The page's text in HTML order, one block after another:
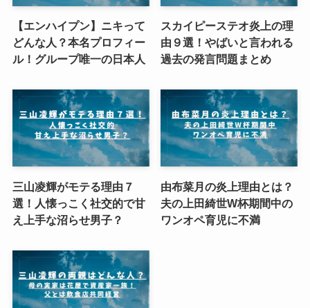
【エンハイプン】ニキって
どんな人？本名プロフィー
ル！グループ唯一の日本人
スカイピーステオ炎上の理
由９選！やばいと言われる
過去の発言問題まとめ
三山凌輝がモテる理由７
選！人懐っこく社交的で甘
え上手な沼らせ男子？
由布菜月の炎上理由とは？
夫の上田綺世W杯期間中の
ワンオペ育児に不満